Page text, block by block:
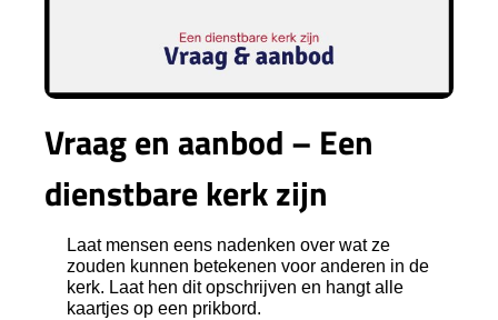
Vraag en aanbod – Een
dienstbare kerk zijn
Laat mensen eens nadenken over wat ze
zouden kunnen betekenen voor anderen in de
kerk. Laat hen dit opschrijven en hangt alle
kaartjes op een prikbord.